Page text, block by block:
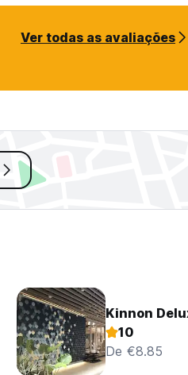
Ver todas as avaliações
Kinnon
10
De €8.85